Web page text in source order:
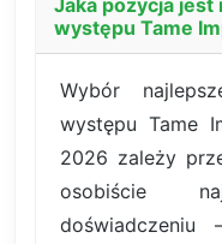
Jaka pozycja jest
występu Tame
Wybór
występu Tame
2026 zależy
osobiście